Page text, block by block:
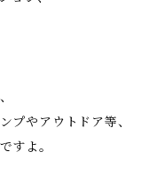
プやアウトドア等、
すよ。